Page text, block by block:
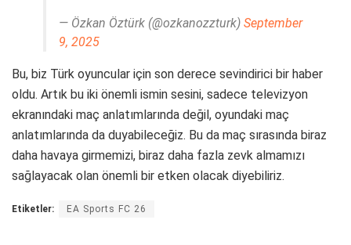
— Özkan Öztürk (@ozkanozzturk) September
9, 2025
Bu, biz Türk oyuncular için son derece sevindirici bir haber
oldu. Artık bu iki önemli ismin sesini, sadece televizyon
ekranındaki maç anlatımlarında değil, oyundaki maç
anlatımlarında da duyabileceğiz. Bu da maç sırasında biraz
daha havaya girmemizi, biraz daha fazla zevk almamızı
sağlayacak olan önemli bir etken olacak diyebiliriz.
Etiketler: EA Sports FC 26